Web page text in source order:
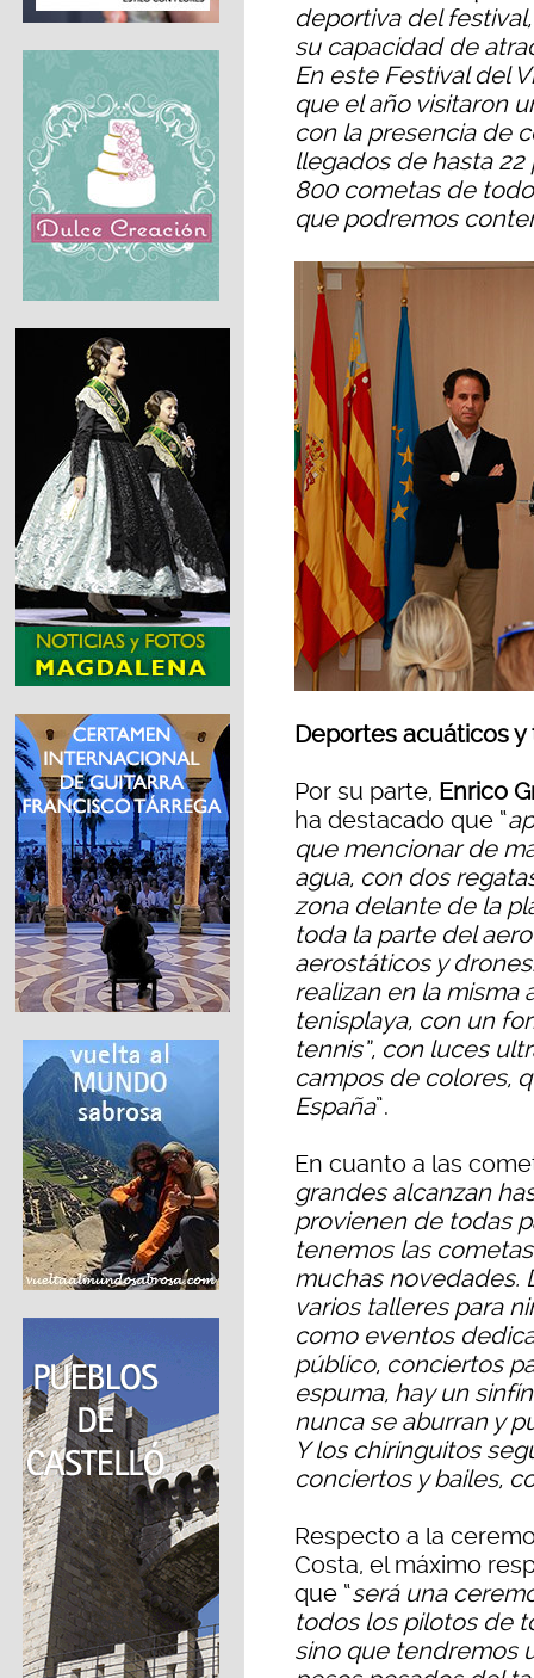
deportiva del
su capacidad de
En este Festival del
que el año visitaron
con la presencia de
llegados de hasta
800 cometas de
que podremos
Deportes acuáticos
Por su parte, Enrico
ha destacado que “
que mencionar de
agua, con dos
zona delante de la
toda la parte del
aerostáticos y
realizan en la misma
tenisplaya, con un
tennis”, con luces
campos de colores,
España”.
En cuanto a las
grandes alcanzan
provienen de todas
tenemos las
muchas novedades.
varios talleres para
como eventos
público, conciertos
espuma, hay un
nunca se aburran y
Y los chiringuitos
conciertos y bailes,
Respecto a la
Costa, el máximo
que “será una
todos los pilotos de
sino que tendremos